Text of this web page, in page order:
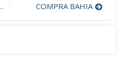
COMPRA BAHIA